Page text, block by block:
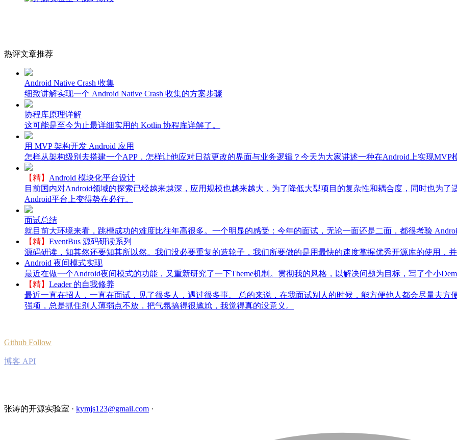
热评文章推荐
Android Native Crash 收集
细致讲解实现一个 Android Native Crash 收集的方案步骤
协程库原理详解
这可能是至今为止最详细实用的 Kotlin 协程库详解了。
用 MVP 架构开发 Android 应用
怎样从架构级别去搭建一个APP，怎样让他应对日益更改的界面与业务逻辑？今天为大家讲述一种在Android上实现MVP
【精】 Android 模块化平台设计
目前国内对Android领域的探索已经越来越深，应用规模也越来越大，为了降低大型项目的复杂性和耦合度，同时也为
Android平台上变得势在必行。
面试总结
就目前大环境来看，跳槽成功的难度比往年高很多。一个明显的感受：今年的面试，无论一面还是二面，都很考验
【精】 EventBus 源码研读系列
源码研读，知其然还要知其所以然。我们没必要重复的造轮子，我们所要做的是用最快的速度掌握优秀开源库的使用，
Android 夜间模式实现
最近在做一个Android夜间模式的功能，又重新研究了一下Theme机制。贯彻我的风格，以解决问题为目标，写了个小
【精】 Leader 的自我修养
最近一直在招人，一直在面试，见了很多人，遇过很多事。 总的来说，在我面试别人的时候，能方便他人都会尽量去
强项，总是抓住别人薄弱点不放，把气氛搞得很尴尬，我觉得真的没意义。
Github Follow
博客 API
张涛的开源实验室 · kymjs123@gmail.com ·